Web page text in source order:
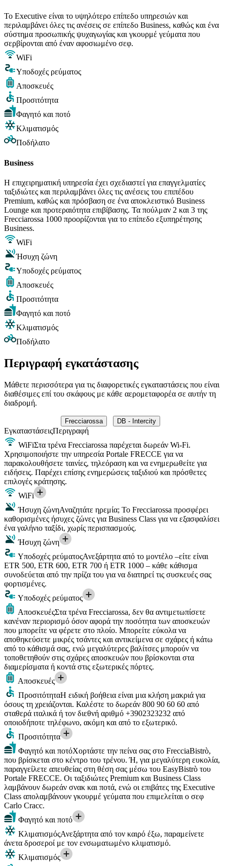
Το Executive είναι το υψηλότερο επίπεδο υπηρεσιών και
περιλαμβάνει όλες τις ανέσεις σε επίπεδο Business, καθώς και ένα
σύστημα προσωπικής ψυχαγωγίας και γκουρμέ γεύματα που
σερβίρονται από έναν αφοσιωμένο σεφ.
WiFi
Υποδοχές ρεύματος
Αποσκευές
Προσιτότητα
Φαγητό και ποτό
Κλιματισμός
Ποδήλατο
Business
Η επιχειρηματική υπηρεσία έχει σχεδιαστεί για επαγγελματίες
ταξιδιώτες και περιλαμβάνει όλες τις ανέσεις του επιπέδου
Premium, καθώς και πρόσβαση σε ένα αποκλειστικό Business
Lounge και προτεραιότητα επιβίβασης. Τα πούλμαν 2 και 3 της
Frecciarossa 1000 προορίζονται για το επίπεδο εξυπηρέτησης
Business.
WiFi
Ήσυχη ζώνη
Υποδοχές ρεύματος
Αποσκευές
Προσιτότητα
Φαγητό και ποτό
Κλιματισμός
Ποδήλατο
Περιγραφή εγκατάστασης
Μάθετε περισσότερα για τις διαφορετικές εγκαταστάσεις που είναι
διαθέσιμες επί του σκάφους με κάθε αερομεταφορέα σε αυτήν τη
διαδρομή.
Frecciarossa DB - Intercity
ΕγκαταστάσειςΠεριγραφή
WiFiΣτα τρένα Frecciarossa παρέχεται δωρεάν Wi-Fi.
Χρησιμοποιήστε την υπηρεσία Portale FRECCE για να
παρακολουθήσετε ταινίες, τηλεόραση και να ενημερωθείτε για
ειδήσεις. Παρέχει επίσης ενημερώσεις ταξιδιού και πρόσθετες
επιλογές κράτησης.
WiFi
Ήσυχη ζώνηΑναζητάτε ηρεμία; Το Frecciarossa προσφέρει
καθορισμένες ήσυχες ζώνες για Business Class για να εξασφαλίσει
ένα γαλήνιο ταξίδι, χωρίς περισπασμούς.
Ήσυχη ζώνη
Υποδοχές ρεύματοςΑνεξάρτητα από το μοντέλο –είτε είναι
ETR 500, ETR 600, ETR 700 ή ETR 1000 – κάθε κάθισμα
συνοδεύεται από την πρίζα του για να διατηρεί τις συσκευές σας
φορτισμένες.
Υποδοχές ρεύματος
ΑποσκευέςΣτα τρένα Frecciarossa, δεν θα αντιμετωπίσετε
κανέναν περιορισμό όσον αφορά την ποσότητα των αποσκευών
που μπορείτε να φέρετε στο πλοίο. Μπορείτε εύκολα να
αποθηκεύσετε μικρές τσάντες και αντικείμενα σε σχάρες ή κάτω
από το κάθισμά σας, ενώ μεγαλύτερες βαλίτσες μπορούν να
τοποθετηθούν στις σχάρες αποσκευών που βρίσκονται στα
διαμερίσματα ή κοντά στις εξωτερικές πόρτες.
Αποσκευές
ΠροσιτότηταΗ ειδική βοήθεια είναι μια κλήση μακριά για
όσους τη χρειάζονται. Καλέστε το δωρεάν 800 90 60 60 από
σταθερά ιταλικά ή τον διεθνή αριθμό +3902323232 από
οποιοδήποτε τηλέφωνο, ακόμη και από το εξωτερικό.
Προσιτότητα
Φαγητό και ποτόΧορτάστε την πείνα σας στο FrecciaBistrò,
που βρίσκεται στο κέντρο του τρένου. Ή, για μεγαλύτερη ευκολία,
παραγγείλετε απευθείας στη θέση σας μέσω του EasyBistrò του
Portale FRECCE. Οι ταξιδιώτες Premium και Business Class
λαμβάνουν δωρεάν σνακ και ποτά, ενώ οι επιβάτες της Executive
Class απολαμβάνουν γκουρμέ γεύματα που επιμελείται ο σεφ
Carlo Cracc.
Φαγητό και ποτό
ΚλιματισμόςΑνεξάρτητα από τον καιρό έξω, παραμείνετε
άνετα δροσεροί με τον ενσωματωμένο κλιματισμό.
Κλιματισμός